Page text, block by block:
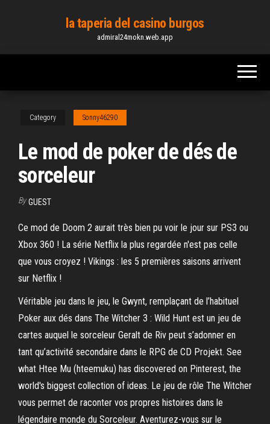
content
la taperia del casino burgos
admiral24mokn.web.app
Category Sonny46290
Le mod de poker de dés de
sorceleur
By GUEST
Ce mod de Doom 2 aurait très bien pu voir le jour sur PS3 ou
Xbox 360 ! La série Netflix la plus regardée n'est pas celle
que vous croyez ! Vikings : les 5 premières saisons arrivent
sur Netflix !
Véritable jeu dans le jeu, le Gwynt, remplaçant de l’habituel
Poker aux dés dans The Witcher 3 : Wild Hunt est un jeu de
cartes auquel le sorceleur Geralt de Riv peut s’adonner en
tant qu’activité secondaire dans le RPG de CD Projekt. See
what Htee Mu (hteemuku) has discovered on Pinterest, the
world's biggest collection of ideas. Le jeu de rôle The Witcher
vous permet de raconter vos propres histoires dans le
légendaire monde du Sorceleur. Aventurez-vous sur le